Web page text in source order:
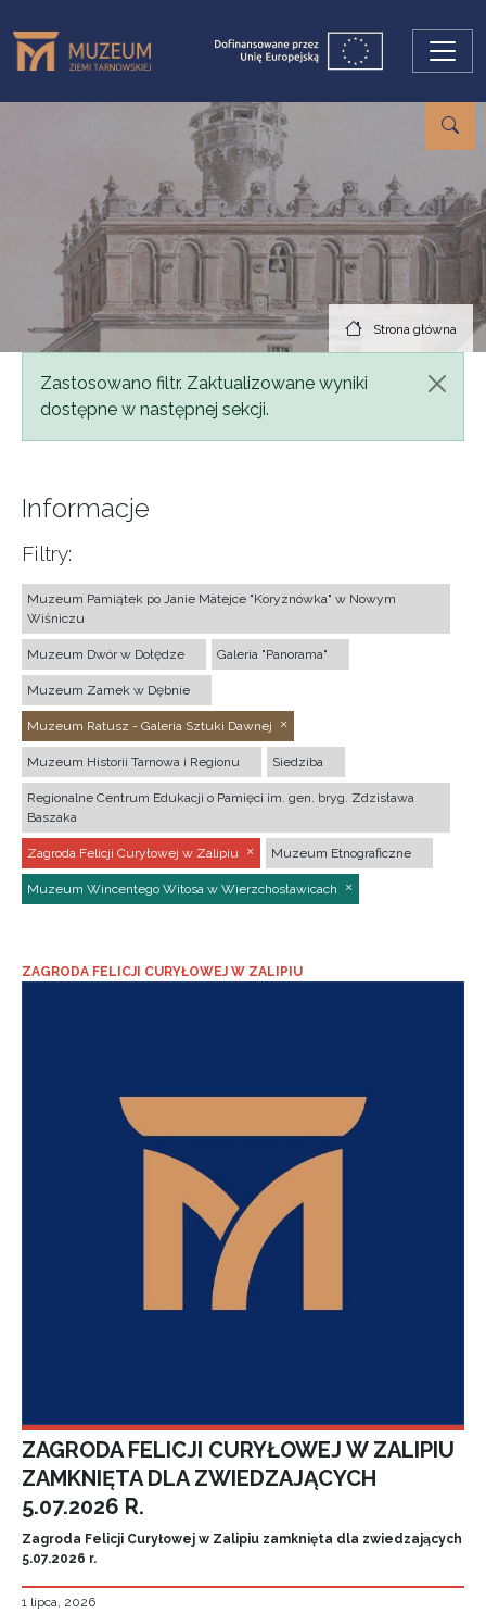
Strona główna
Komunikat
Zastosowano filtr. Zaktualizowane wyniki
dostępne w następnej sekcji.
Informacje
Filtry:
Muzeum Pamiątek po Janie Matejce "Koryznówka" w Nowym
Wiśniczu
Muzeum Dwór w Dołędze Galeria "Panorama"
Muzeum Zamek w Dębnie
Muzeum Ratusz - Galeria Sztuki Dawnej
Muzeum Historii Tarnowa i Regionu Siedziba
Regionalne Centrum Edukacji o Pamięci im. gen. bryg. Zdzisława
Baszaka
Zagroda Felicji Curyłowej w Zalipiu Muzeum Etnograficzne
Muzeum Wincentego Witosa w Wierzchosławicach
ZAGRODA FELICJI CURYŁOWEJ W ZALIPIU
ZAGRODA FELICJI CURYŁOWEJ W ZALIPIU
ZAMKNIĘTA DLA ZWIEDZAJĄCYCH
5.07.2026 R.
Zagroda Felicji Curyłowej w Zalipiu zamknięta dla zwiedzających
5.07.2026 r.
1 lipca, 2026